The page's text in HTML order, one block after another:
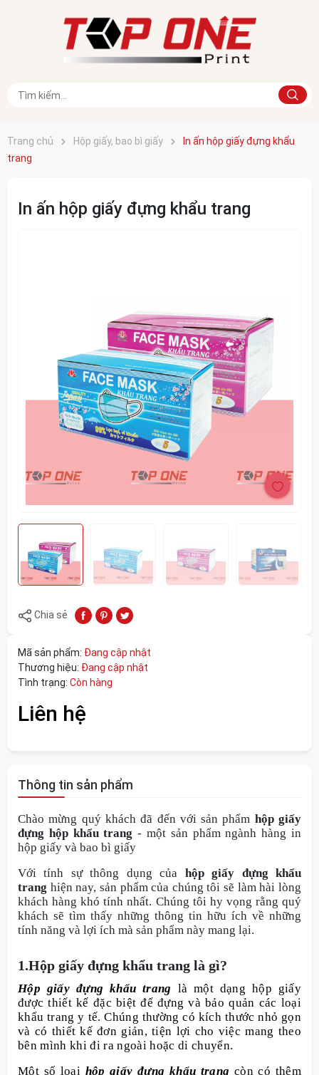
Trang chủ Hộp giấy, bao bì giấy
In ấn hộp giấy đựng khẩu
trang
In ấn hộp giấy đựng khẩu trang
Chia sẻ
Mã sản phẩm: Đang cập nhật
Thương hiệu: Đang cập nhật
Tình trạng: Còn hàng
Liên hệ
Thông tin sản phẩm
Chào mừng quý khách đã đến với sản phẩm hộp giấy
đựng hộp khẩu trang - một sản phẩm ngành hàng in
hộp giấy và bao bì giấy
Với tính sự thông dụng của hộp giấy đựng khẩu
trang hiện nay, sản phẩm của chúng tôi sẽ làm hài lòng
khách hàng khó tính nhất. Chúng tôi hy vọng rằng quý
khách sẽ tìm thấy những thông tin hữu ích về những
tính năng và lợi ích mà sản phẩm này mang lại.
1.Hộp giấy đựng khẩu trang là gì?
Hộp giấy đựng khẩu trang là một dạng hộp giấy
được thiết kế đặc biệt để đựng và bảo quản các loại
khẩu trang y tế. Chúng thường có kích thước nhỏ gọn
và có thiết kế đơn giản, tiện lợi cho việc mang theo
bên mình khi đi ra ngoài hoặc di chuyển.
Một số loại hộp giấy đựng khẩu trang còn có thêm